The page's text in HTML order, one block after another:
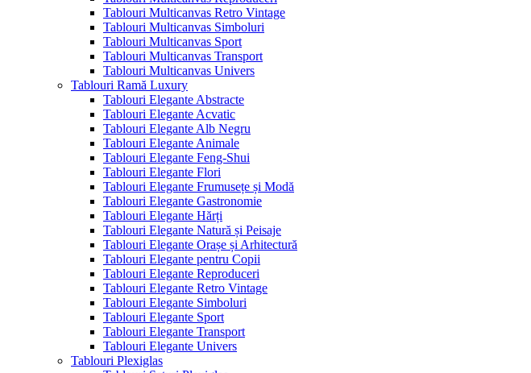
Tablouri Multicanvas Retro Vintage
Tablouri Multicanvas Simboluri
Tablouri Multicanvas Sport
Tablouri Multicanvas Transport
Tablouri Multicanvas Univers
Tablouri Ramă Luxury
Tablouri Elegante Abstracte
Tablouri Elegante Acvatic
Tablouri Elegante Alb Negru
Tablouri Elegante Animale
Tablouri Elegante Feng-Shui
Tablouri Elegante Flori
Tablouri Elegante Frumusețe și Modă
Tablouri Elegante Gastronomie
Tablouri Elegante Hărți
Tablouri Elegante Natură și Peisaje
Tablouri Elegante Orașe și Arhitectură
Tablouri Elegante pentru Copii
Tablouri Elegante Reproduceri
Tablouri Elegante Retro Vintage
Tablouri Elegante Simboluri
Tablouri Elegante Sport
Tablouri Elegante Transport
Tablouri Elegante Univers
Tablouri Plexiglas